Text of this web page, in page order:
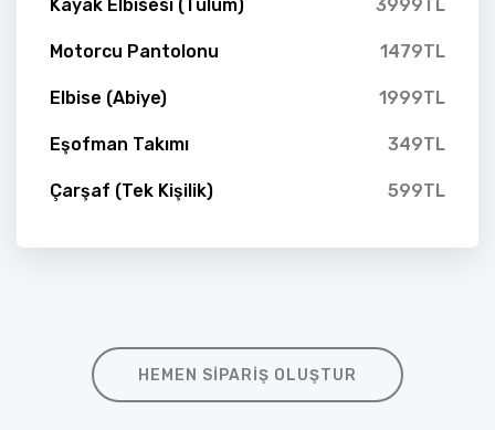
Kayak Elbisesi (Tulum) 3999TL
Motorcu Pantolonu 1479TL
Elbise (Abiye) 1999TL
Eşofman Takımı 349TL
Çarşaf (Tek Kişilik) 599TL
HEMEN SIPARIŞ OLUŞTUR